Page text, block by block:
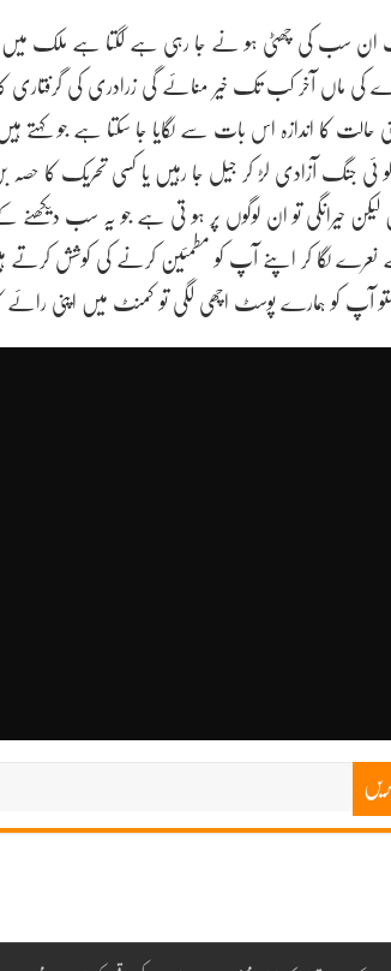
سب کی چھٹی ہو نے جا رہی ہے لگتا ہے ملک میں
کی ماں آخر کب تک خیر منائے گی زرادری کی گرفتاری
حالت کا اندازہ اس بات سے لگایا جا سکتا ہے جو کہتے
ئی جنگ آزادی لڑ کر جیل جا رہیں یا کسی تحریک کا
حیرانگی تو ان لوگوں پر ہو تی ہے جو یہ سب
لگا کر اپنے آپ کو مطمئین کرنے کی کوشش کرتے
آپ کو ہمارے پوسٹ اچھی لگی تو کمنٹ میں اپنی رائے کا